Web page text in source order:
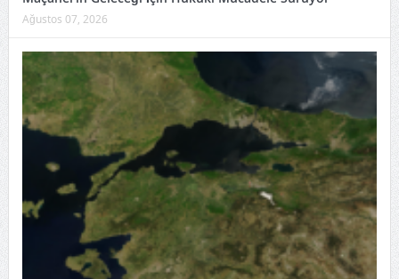
Ağustos 07, 2026